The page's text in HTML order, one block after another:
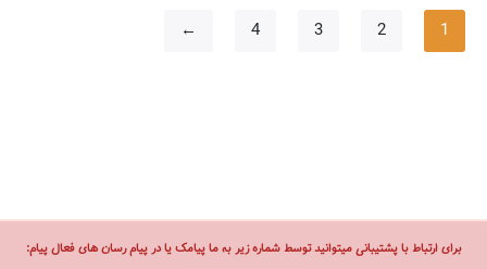
1
2
3
4
←
برای ارتباط با پشتیبانی میتوانید توسط شماره زیر به ما پیامک یا در پیام رسان های فعال پیام: